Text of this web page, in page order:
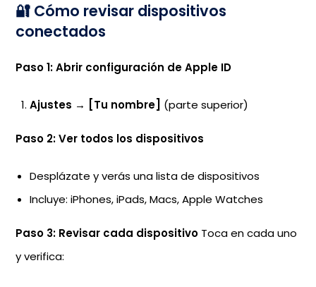
🔐 Cómo revisar dispositivos
conectados
Paso 1: Abrir configuración de Apple ID
Ajustes → [Tu nombre] (parte superior)
Paso 2: Ver todos los dispositivos
Desplázate y verás una lista de dispositivos
Incluye: iPhones, iPads, Macs, Apple Watches
Paso 3: Revisar cada dispositivo Toca en cada uno
y verifica: